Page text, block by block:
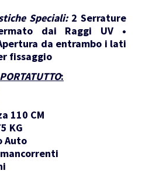
Speciali: 2 Serrature
dai Raggi UV •
da entrambo i lati
fissaggio
:
110 CM
KG
Auto